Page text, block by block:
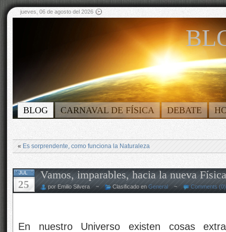
jueves, 06 de agosto del 2026
BLOG CARNAVAL DE FÍSICA DEBATE
« Es sorprendente, como funciona la Naturaleza
JUL
25
Vamos, imparables, hacia la nueva Física
por Emilio Silvera ~ Clasificado en General ~ Comments (0)
En nuestro Universo existen cosas